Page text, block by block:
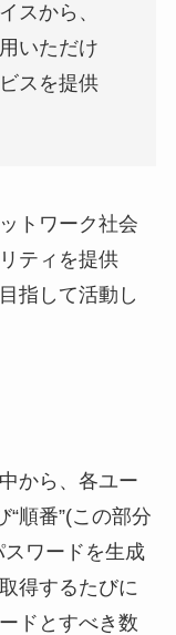
スから、
いただけ
スを提供
トワーク社会
ティを提供
指して活動し
から、各ユー
“順番”(この部分
ワードを生成
得するたびに
ドとすべき数